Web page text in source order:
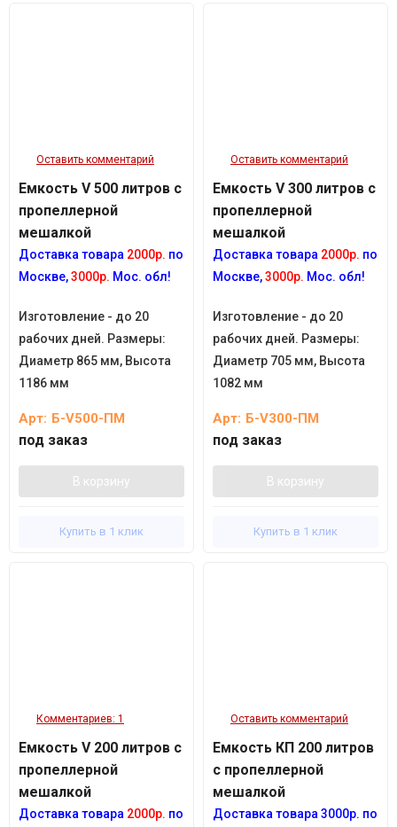
Оставить комментарий
Емкость V 500 литров с
пропеллерной
мешалкой
Доставка товара 2000р. по
Москве,3000р. Мос. обл!
Изготовление - до 20
рабочих дней. Размеры:
Диаметр 865 мм, Высота
1186 мм
Арт: Б-V500-ПМ
под заказ
В корзину
Купить в 1 клик
Оставить комментарий
Емкость V 300 литров с
пропеллерной
мешалкой
Доставка товара 2000р. по
Москве,3000р. Мос. обл!
Изготовление - до 20
рабочих дней. Размеры:
Диаметр 705 мм, Высота
1082 мм
Арт: Б-V300-ПМ
под заказ
В корзину
Купить в 1 клик
Комментариев: 1
Емкость V 200 литров с
пропеллерной
мешалкой
Доставка товара 2000р. по
Оставить комментарий
Емкость КП 200 литров
с пропеллерной
мешалкой
Доставка товара 3000р. по